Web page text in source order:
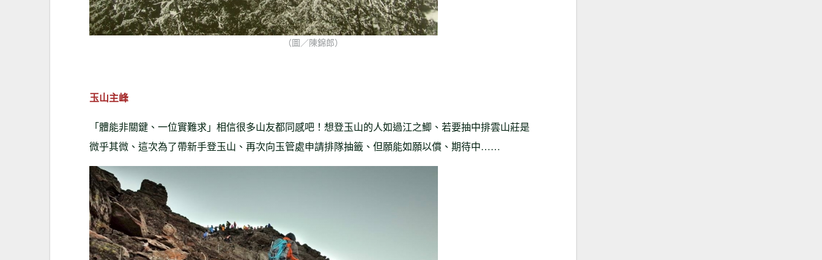
（圖／陳錦郎‎）
玉山主峰
「體能非關鍵、一位實難求」相信很多山友都同感吧！想登玉山的人如過江之鯽、若要抽中排雲山莊是
微乎其微、這次為了帶新手登玉山、再次向玉管處申請排隊抽籤、但願能如願以償、期待中……